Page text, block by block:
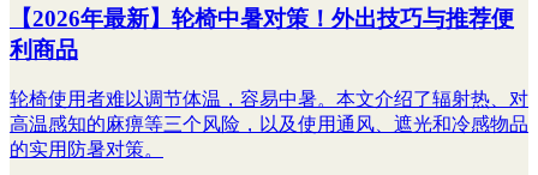
【2026年最新】轮椅中暑对策！外出技巧与推荐便
利商品
轮椅使用者难以调节体温，容易中暑。本文介绍了辐射热、对
高温感知的麻痹等三个风险，以及使用通风、遮光和冷感物品
的实用防暑对策。